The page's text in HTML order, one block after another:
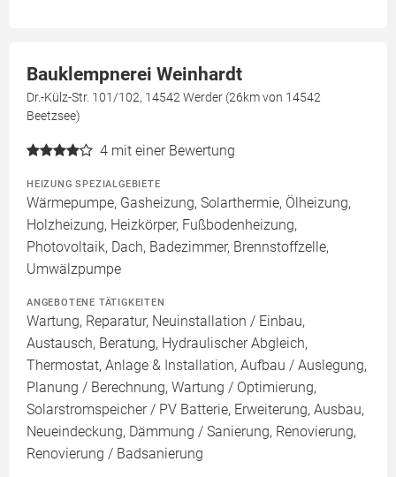
Bauklempnerei Weinhardt
Dr.-Külz-Str. 101/102, 14542 Werder (26km von 14542
Beetzsee)
4 mit einer Bewertung
HEIZUNG SPEZIALGEBIETE
Wärmepumpe, Gasheizung, Solarthermie, Ölheizung,
Holzheizung, Heizkörper, Fußbodenheizung,
Photovoltaik, Dach, Badezimmer, Brennstoffzelle,
Umwälzpumpe
ANGEBOTENE TÄTIGKEITEN
Wartung, Reparatur, Neuinstallation / Einbau,
Austausch, Beratung, Hydraulischer Abgleich,
Thermostat, Anlage & Installation, Aufbau / Auslegung,
Planung / Berechnung, Wartung / Optimierung,
Solarstromspeicher / PV Batterie, Erweiterung, Ausbau,
Neueindeckung, Dämmung / Sanierung, Renovierung,
Renovierung / Badsanierung